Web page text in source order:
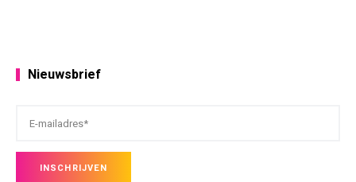
Nieuwsbrief